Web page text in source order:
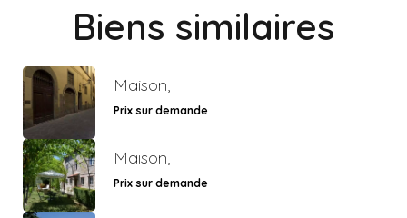
Biens similaires
Maison,
Prix sur demande
Maison,
Prix sur demande